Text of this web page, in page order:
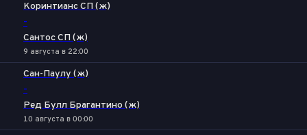
Коринтианс СП (ж)
-
Сантос СП (ж)
9 августа в 22:00
Сан-Паулу (ж)
-
Ред Булл Брагантино (ж)
10 августа в 00:00